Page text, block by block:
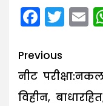
Post
Previous
नीट
विहीन,